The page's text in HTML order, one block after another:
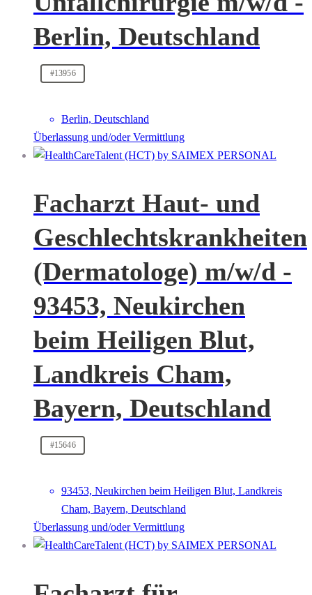
Berlin, Deutschland
#13956
Berlin, Deutschland
Überlassung und/oder Vermittlung
Facharzt Haut- und
Geschlechtskrankheiten
(Dermatologe) m/w/d -
93453, Neukirchen
beim Heiligen Blut,
Landkreis Cham,
Bayern, Deutschland
#15646
93453, Neukirchen beim Heiligen Blut, Landkreis
Cham, Bayern, Deutschland
Überlassung und/oder Vermittlung